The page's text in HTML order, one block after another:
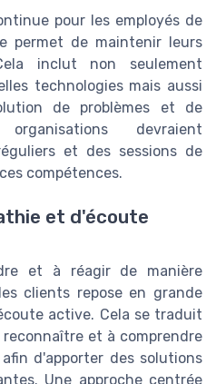
pour les employés de
permet de maintenir leurs
inclut non seulement
technologies mais aussi
de problèmes et de
devraient
et des sessions de
compétences.
et d'écoute
et à réagir de manière
clients repose en grande
active. Cela se traduit
et à comprendre
d'apporter des solutions
Une approche centrée